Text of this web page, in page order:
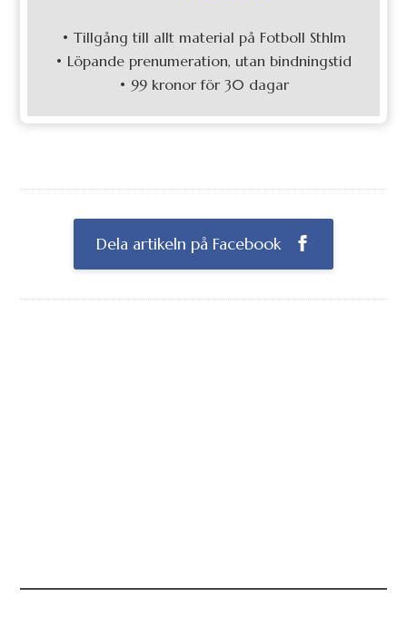
• Tillgång till allt material på Fotboll Sthlm
• Löpande prenumeration, utan bindningstid
• 99 kronor för 30 dagar
Dela artikeln på Facebook